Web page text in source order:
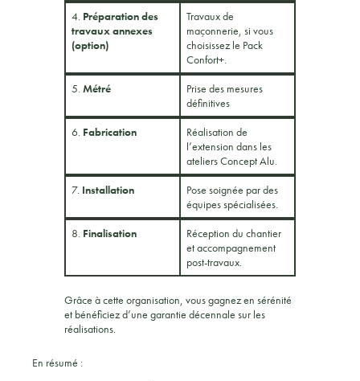
4. Préparation des
travaux annexes
(option)
Travaux de
maçonnerie, si vous
choisissez le Pack
Confort+.
5.Métré
Prise des mesures
définitives
6. Fabrication
Réalisation de
l’extension dans les
ateliers Concept Alu.
7. Installation
Pose soignée par des
équipes spécialisées.
8. Finalisation
Réception du chantier
et accompagnement
post-travaux.
Grâce à cette organisation, vous gagnez en sérénité
et bénéficiez d’une garantie décennale sur les
réalisations.
En résumé :